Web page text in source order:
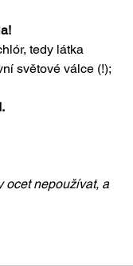
tedy látka
světové válce (!);
ocet nepoužívat, a